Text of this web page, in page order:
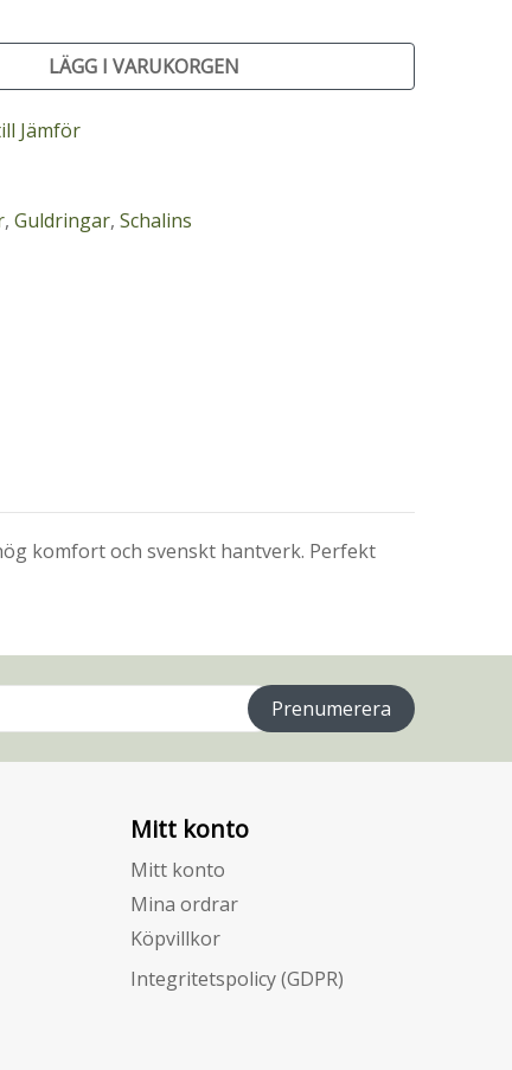
LÄGG I VARUKORGEN
Jämför
, Guldringar, Schalins
komfort och svenskt hantverk. Perfekt
Prenumerera
Mitt konto
Mitt konto
Mina ordrar
Köpvillkor
Integritetspolicy (GDPR)